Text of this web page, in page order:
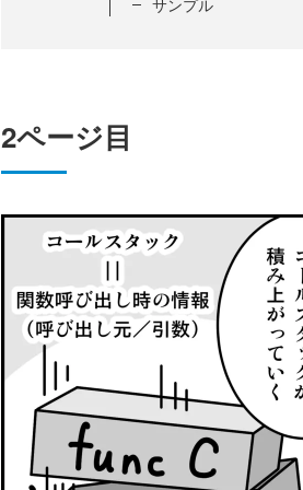
サンプル
2ページ目